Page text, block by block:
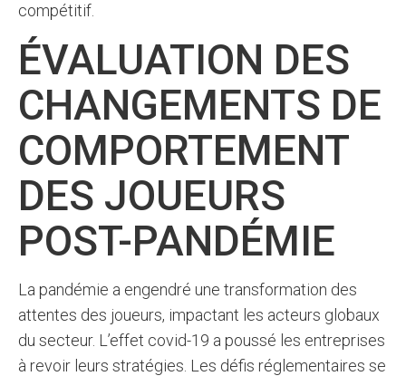
compétitif.
ÉVALUATION DES
CHANGEMENTS DE
COMPORTEMENT
DES JOUEURS
POST-PANDÉMIE
La pandémie a engendré une transformation des
attentes des joueurs, impactant les acteurs globaux
du secteur. L’effet covid-19 a poussé les entreprises
à revoir leurs stratégies. Les défis réglementaires se